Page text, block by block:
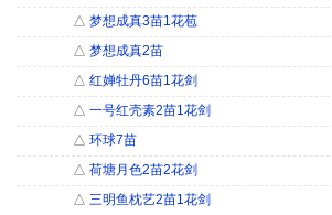
△ 梦想成真3苗1花苞
△ 梦想成真2苗
△ 红婵牡丹6苗1花剑
△ 一号红壳素2苗1花剑
△ 环球7苗
△ 荷塘月色2苗2花剑
△ 三明鱼枕艺2苗1花剑